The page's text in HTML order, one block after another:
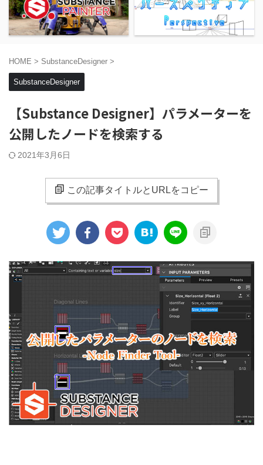
HOME > SubstanceDesigner >
SubstanceDesigner
【Substance Designer】パラメーターを
公開したノードを検索する
2021年3月6日
この記事タイトルとURLをコピー